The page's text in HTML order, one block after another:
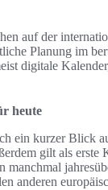
auf der
Planung im
digitale
heute
ein kurzer Blick
gilt als erste
manchmal
anderen